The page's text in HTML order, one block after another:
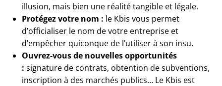
illusion, mais bien une réalité tangible et légale.
Protégez votre nom : le Kbis vous permet
d’officialiser le nom de votre entreprise et
d’empêcher quiconque de l’utiliser à son insu.
Ouvrez-vous de nouvelles opportunités
: signature de contrats, obtention de subventions,
inscription à des marchés publics… Le Kbis est